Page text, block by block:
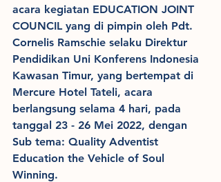
acara kegiatan EDUCATION JOINT
COUNCIL yang di pimpin oleh Pdt.
Cornelis Ramschie selaku Direktur
Pendidikan Uni Konferens Indonesia
Kawasan Timur, yang bertempat di
Mercure Hotel Tateli, acara
berlangsung selama 4 hari, pada
tanggal 23 - 26 Mei 2022, dengan
Sub tema: Quality Adventist
Education the Vehicle of Soul
Winning.